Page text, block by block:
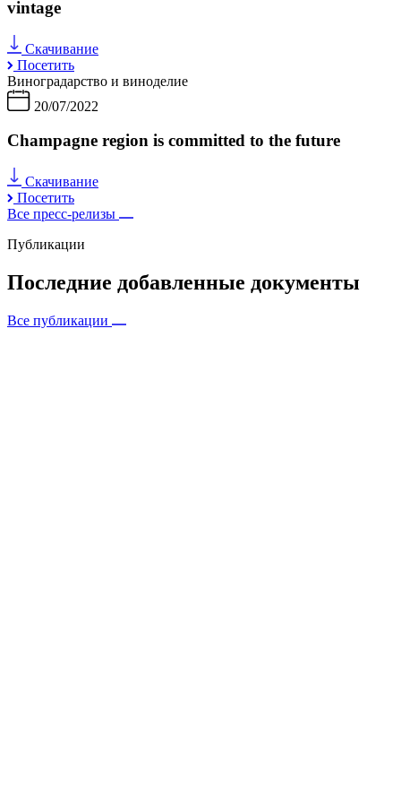
vintage
Скачивание
Посетить
Виноградарство и виноделие
20/07/2022
Champagne region is committed to the future
Скачивание
Посетить
Все пресс-релизы
Публикации
Последние добавленные документы
Все публикации